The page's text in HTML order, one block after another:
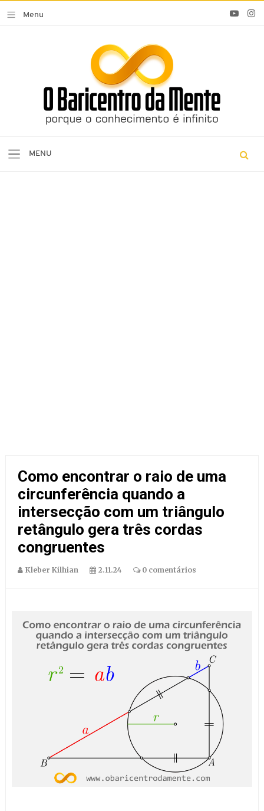
Como encontrar o raio de uma
circunferência quando a
intersecção com um triângulo
retângulo gera três cordas
congruentes
Kleber Kilhian 2.11.24 0 comentários